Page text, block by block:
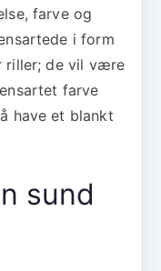
farve og
i form
riller; de vil være
farve
have et blankt
sund